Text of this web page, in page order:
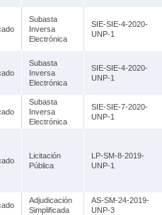
Subasta
Inversa
Electrónica
SIE-SIE-4-2020-
UNP-1
Subasta
Inversa
Electrónica
SIE-SIE-4-2020-
UNP-1
Subasta
Inversa
Electrónica
SIE-SIE-7-2020-
UNP-1
Licitación
Pública
LP-SM-8-2019-
UNP-1
Adjudicación
Simplificada
AS-SM-24-2019-
UNP-3